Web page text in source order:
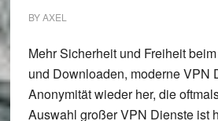
BYAXEL
Mehr Sicherheit und Freiheit
und Downloaden, moderne VPN
Anonymität wieder her, die
Auswahl großer VPN Dienste ist